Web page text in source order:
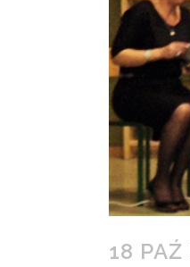
18 PAŹ